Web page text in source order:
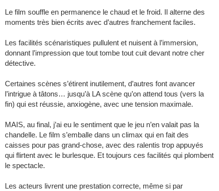
Le film souffle en permanence le chaud et le froid. Il alterne des
moments très bien écrits avec d’autres franchement faciles.
Les facilités scénaristiques pullulent et nuisent à l’immersion,
donnant l’impression que tout tombe tout cuit devant notre cher
détective.
Certaines scènes s’étirent inutilement, d’autres font avancer
l’intrigue à tâtons… jusqu’à LA scène qu’on attend tous (vers la
fin) qui est réussie, anxiogène, avec une tension maximale.
MAIS, au final, j’ai eu le sentiment que le jeu n’en valait pas la
chandelle. Le film s’emballe dans un climax qui en fait des
caisses pour pas grand-chose, avec des ralentis trop appuyés
qui flirtent avec le burlesque. Et toujours ces facilités qui plombent
le spectacle.
Les acteurs livrent une prestation correcte, même si par